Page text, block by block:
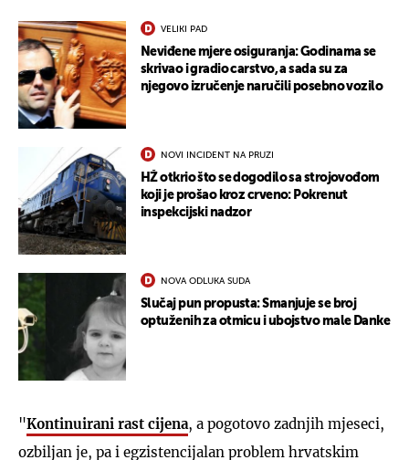
VELIKI PAD
Neviđene mjere osiguranja: Godinama se
skrivao i gradio carstvo, a sada su za
njegovo izručenje naručili posebno vozilo
NOVI INCIDENT NA PRUZI
HŽ otkrio što se dogodilo sa strojovođom
koji je prošao kroz crveno: Pokrenut
inspekcijski nadzor
NOVA ODLUKA SUDA
Slučaj pun propusta: Smanjuje se broj
optuženih za otmicu i ubojstvo male Danke
"Kontinuirani rast cijena, a pogotovo zadnjih mjeseci,
ozbiljan je, pa i egzistencijalan problem hrvatskim